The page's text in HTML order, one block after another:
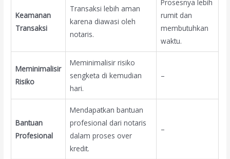
Keamanan
Transaksi
Transaksi lebih aman
karena diawasi oleh
notaris.
Prosesnya lebih
rumit dan
membutuhkan
waktu.
Meminimalisir
Risiko
Meminimalisir risiko
sengketa di kemudian
hari.
–
Bantuan
Profesional
Mendapatkan bantuan
profesional dari notaris
dalam proses over
kredit.
–